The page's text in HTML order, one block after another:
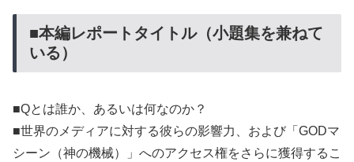
■本編レポートタイトル（小題集を兼ねて
いる）
■Qとは誰か、あるいは何なのか？
■世界のメディアに対する彼らの影響力、および「GODマ
シーン（神の機械）」へのアクセス権をさらに獲得するこ